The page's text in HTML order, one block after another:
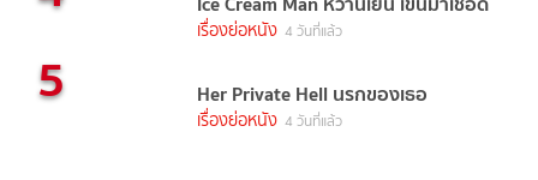
เรื่องย่อหนัง 4 วันที่แล้ว
5 Her Private Hell นรกของเธอ
เรื่องย่อหนัง 4 วันที่แล้ว